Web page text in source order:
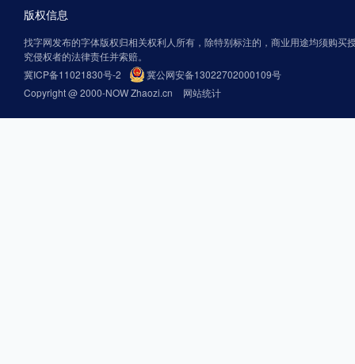
版权信息
找字网发布的字体版权归相关权利人所有，除特别标注的，商业用途均须购买
究侵权者的法律责任并索赔。
冀ICP备11021830号-2
冀公网安备13022702000109号
Copyright @ 2000-NOW Zhaozi.cn
网站统计